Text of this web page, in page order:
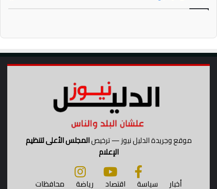
موقع وجريدة الدليل نيوز — ترخيصالمجلس الأعلى لتنظيم
الإعلام
أخبار سياسة اقتصاد رياضة محافظات